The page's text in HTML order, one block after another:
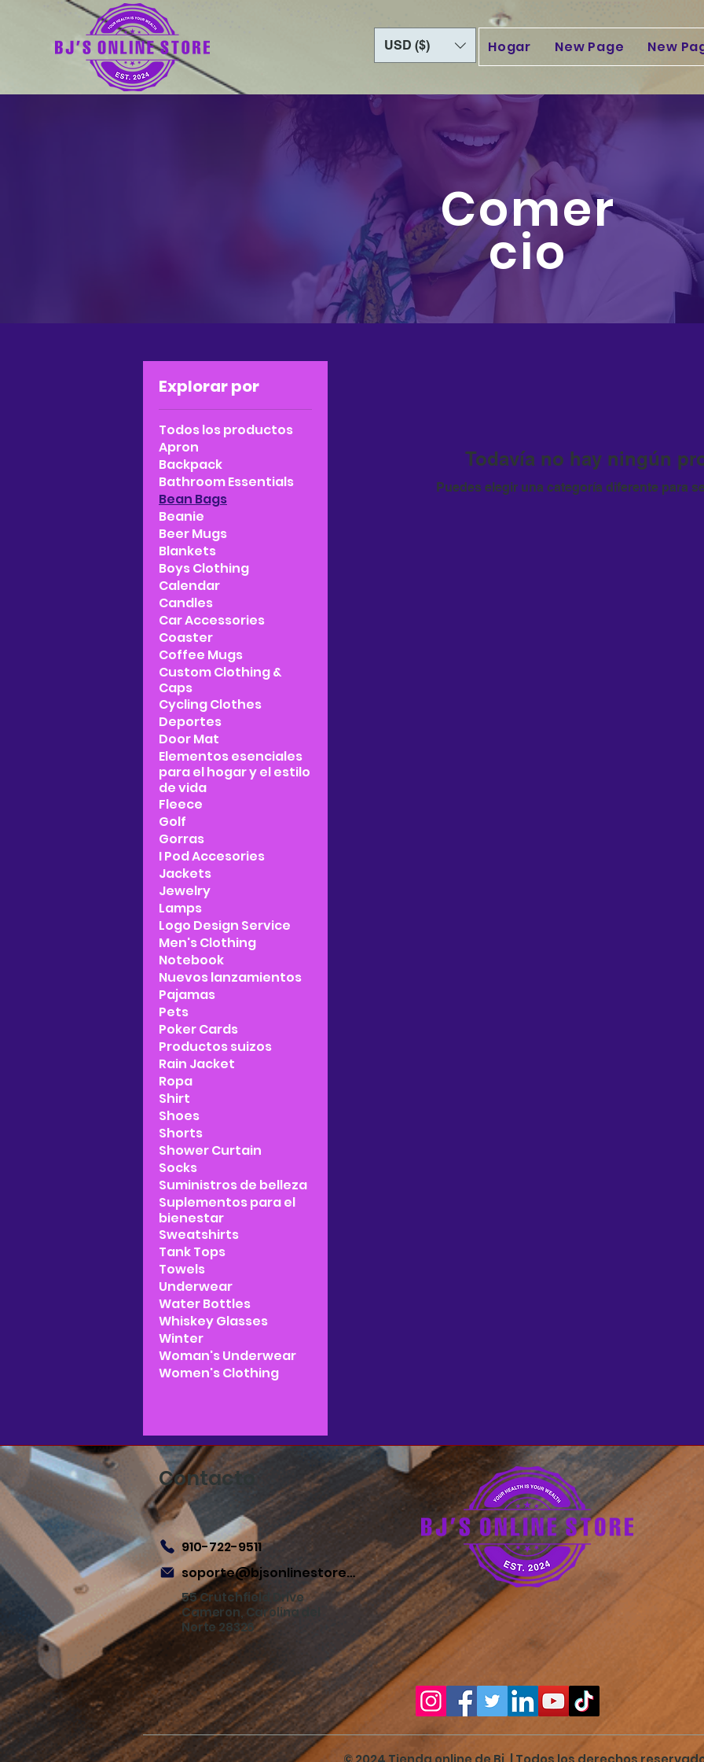
USD ($) Hogar New Page New
Comer
cio
Explorar por
Todos los productos
Apron
Backpack
Bathroom Essentials
Bean Bags
Beanie
Beer Mugs
Blankets
Boys Clothing
Calendar
Candles
Car Accessories
Coaster
Coffee Mugs
Custom Clothing &
Caps
Cycling Clothes
Deportes
Door Mat
Elementos esenciales
para el hogar y el estilo
de vida
Fleece
Golf
Gorras
I Pod Accesories
Jackets
Jewelry
Lamps
Logo Design Service
Men's Clothing
Notebook
Nuevos lanzamientos
Pajamas
Pets
Poker Cards
Productos suizos
Rain Jacket
Ropa
Shirt
Shoes
Shorts
Shower Curtain
Socks
Suministros de belleza
Suplementos para el
bienestar
Sweatshirts
Tank Tops
Towels
Underwear
Water Bottles
Whiskey Glasses
Winter
Woman's Underwear
Women's Clothing
Todavía no hay ningún
Puedes elegir una categoría diferente para
Contacto
910-722-9511
soporte@bjsonlinestore.com
55 Crutchfield Drive
Cameron, Carolina del
Norte 28326